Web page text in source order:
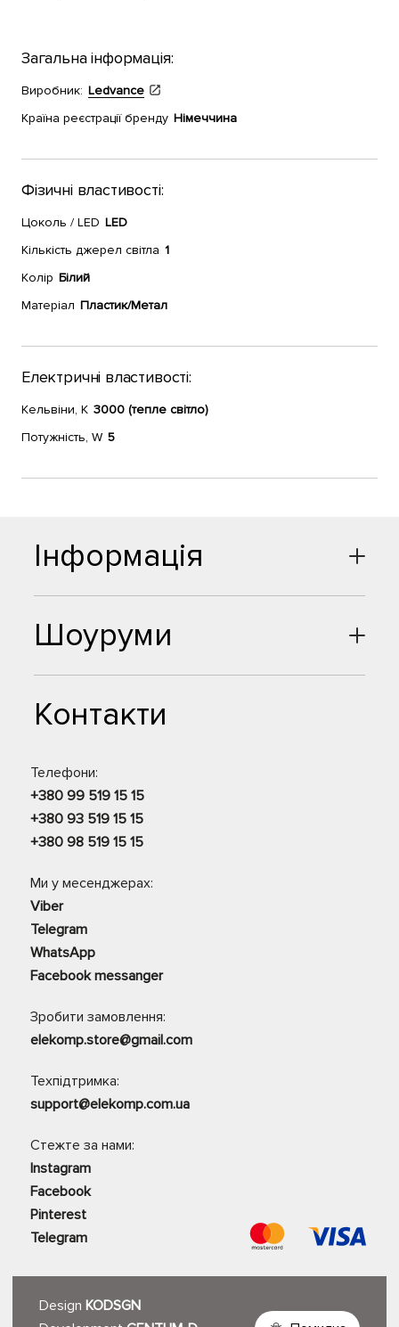
Загальна інформація:
Виробник: Ledvance
Країна реєстрації бренду Німеччина
Фізичні властивості:
Цоколь / LED LED
Кількість джерел світла 1
Колір Білий
Матеріал Пластик/Метал
Електричні властивості:
Кельвіни, К 3000 (тепле світло)
Потужність, W 5
Шоуруми
Контакти
Телефони:
+380 99 519 15 15
+380 93 519 15 15
+380 98 519 15 15
Ми у месенджерах:
Viber
Telegram
WhatsApp
Facebook messanger
Зробити замовлення:
elekomp.store@gmail.com
Техпідтримка:
support@elekomp.com.ua
Стежте за нами:
Instagram
Facebook
Pinterest
Telegram
Інформація
Design KODSGN